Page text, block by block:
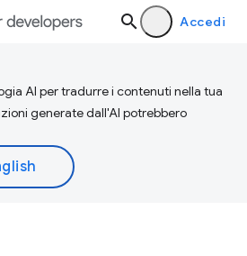
Accedi
AI per tradurre i contenuti nella tua
generate dall'AI potrebbero